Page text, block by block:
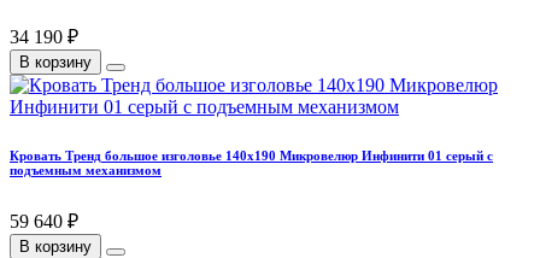
34 190 ₽
В корзину
Кровать Тренд большое изголовье 140х190 Микровелюр Инфинити 01 серый с
подъемным механизмом
59 640 ₽
В корзину